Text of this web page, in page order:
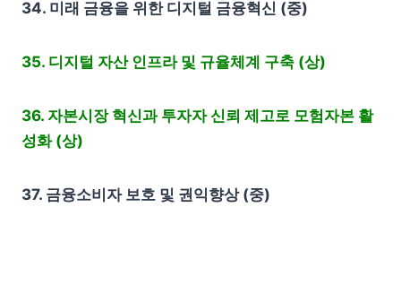
34. 미래 금융을 위한 디지털 금융혁신 (중)
35. 디지털 자산 인프라 및 규율체계 구축 (상)
36. 자본시장 혁신과 투자자 신뢰 제고로 모험자본 활
성화 (상)
37. 금융소비자 보호 및 권익향상 (중)